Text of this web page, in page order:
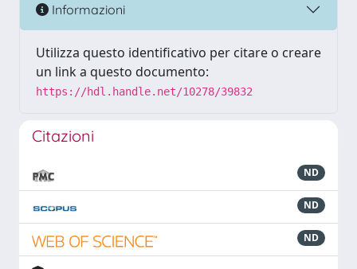
Informazioni
Utilizza questo identificativo per citare o creare
un link a questo documento:
https://hdl.handle.net/10278/39832
Citazioni
ND
ND
ND